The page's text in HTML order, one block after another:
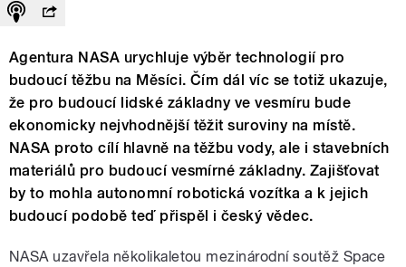
Agentura NASA urychluje výběr technologií pro
budoucí těžbu na Měsíci. Čím dál víc se totiž ukazuje,
že pro budoucí lidské základny ve vesmíru bude
ekonomicky nejvhodnější těžit suroviny na místě.
NASA proto cílí hlavně na těžbu vody, ale i stavebních
materiálů pro budoucí vesmírné základny. Zajišťovat
by to mohla autonomní robotická vozítka a k jejich
budoucí podobě teď přispěl i český vědec.
NASA uzavřela několikaletou mezinárodní soutěž Space